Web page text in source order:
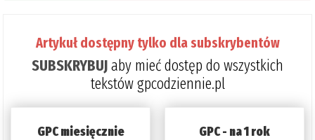
Artykuł dostępny tylko dla subskrybentów
SUBSKRYBUJaby mieć dostęp do wszystkich
tekstów gpcodziennie.pl
GPC miesięcznie GPC - na 1 rok